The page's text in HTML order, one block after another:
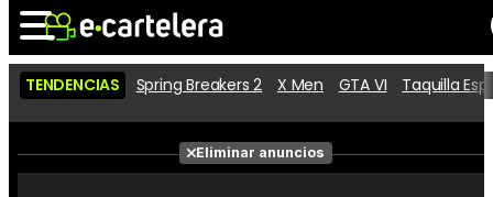
Noticias Cartelera
Películas
TENDENCIAS Spring Breakers 2 X Men GTA VI Taquilla
Eliminar anuncios